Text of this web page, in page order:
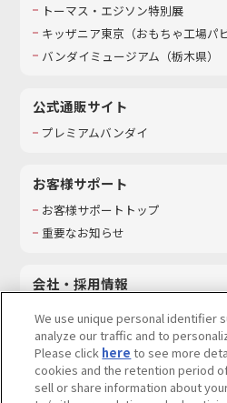
トーマス・エジソン特別展
キッザニア東京（おもちゃ工場パ
バンダイミュージアム（栃木県）
公式通販サイト
プレミアムバンダイ
お客様サポート
お客様サポートトップ
重要なお知らせ
会社・採用情報
採用情報
サステナビリティ
お問い合わせ
We use unique personal identifier
analyze our traffic and to
Please click here to see more
cookies and the retention period
sell or share information about